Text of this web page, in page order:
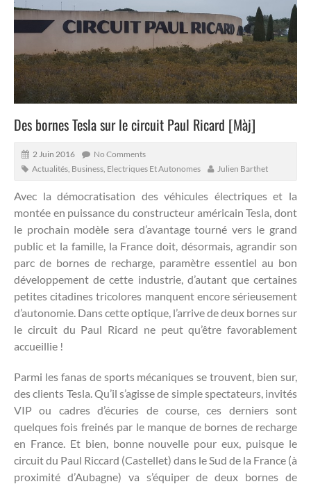
Des bornes Tesla sur le circuit Paul Ricard [Màj]
2 Juin 2016
No Comments
Actualités Business Electriques Et Autonomes Julien Barthet
Avec la démocratisation des véhicules électriques et la
montée en puissance du constructeur américain Tesla, dont
le prochain modèle sera d’avantage tourné vers le grand
public et la famille, la France doit, désormais, agrandir son
parc de bornes de recharge, paramètre essentiel au bon
développement de cette industrie, d’autant que certaines
petites citadines tricolores manquent encore sérieusement
d’autonomie. Dans cette optique, l’arrive de deux bornes sur
le circuit du Paul Ricard ne peut qu’être favorablement
accueillie !
Parmi les fanas de sports mécaniques se trouvent, bien sur,
des clients Tesla. Qu’il s’agisse de simple spectateurs, invités
VIP ou cadres d’écuries de course, ces derniers sont
quelques fois freinés par le manque de bornes de recharge
en France. Et bien, bonne nouvelle pour eux, puisque le
circuit du Paul Riccard (Castellet) dans le Sud de la France (à
proximité d’Aubagne) va s’équiper de deux bornes de